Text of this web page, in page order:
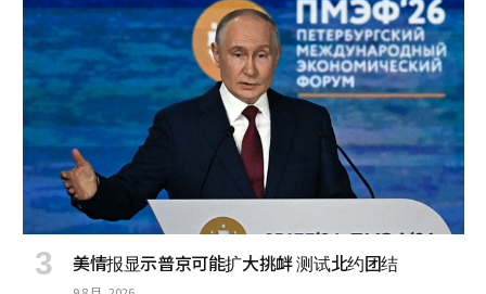
美情报显示普京可能扩大挑衅 测试北约团结